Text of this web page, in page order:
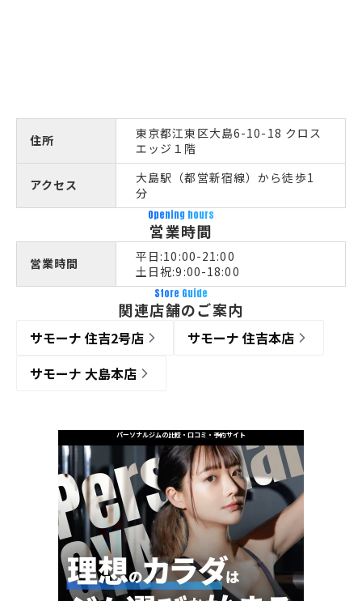
住所
東京都江東区大島6-10-18 クロス
エッジ１階
アクセス
大島駅（都営新宿線）から徒歩1
分
Opening hours
営業時間
営業時間
平日:10:00-21:00
土日祝:9:00-18:00
Store Guide
関連店舗のご案内
サモーナ 住吉2号店
サモーナ 住吉本店
サモーナ 大島本店
パーソナルジムの比較・口コミ・予約サイト